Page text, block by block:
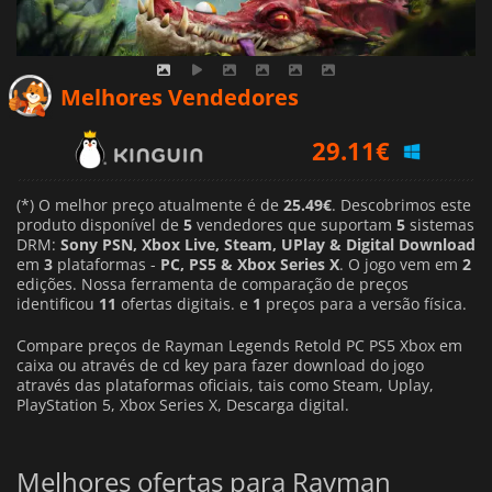
Melhores Vendedores
39.99 €
39.99€
(*) O melhor preço atualmente é de 25.49€. Descobrimos este
produto disponível de 5 vendedores que suportam 5 sistemas
DRM: Sony PSN, Xbox Live, Steam, UPlay & Digital Download
em 3 plataformas - PC, PS5 & Xbox Series X. O jogo vem em 2
edições. Nossa ferramenta de comparação de preços
identificou 11 ofertas digitais. e 1 preços para a versão física.
Compare preços de Rayman Legends Retold PC PS5 Xbox em
caixa ou através de cd key para fazer download do jogo
através das plataformas oficiais, tais como Steam, Uplay,
PlayStation 5, Xbox Series X, Descarga digital.
Melhores ofertas para Rayman